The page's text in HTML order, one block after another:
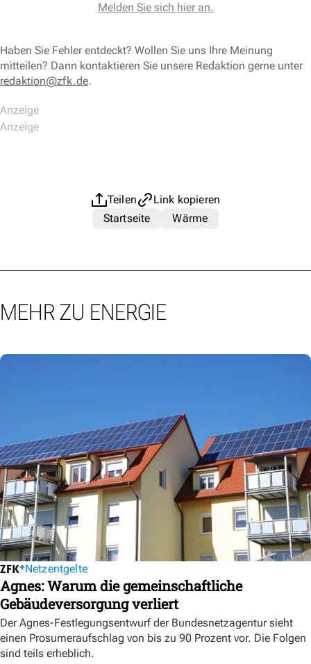
Melden Sie sich hier an.
Haben Sie Fehler entdeckt? Wollen Sie uns Ihre Meinung
mitteilen? Dann kontaktieren Sie unsere Redaktion gerne unter
redaktion@zfk.de.
Teilen
Link kopieren
Startseite
Wärme
MEHR ZU ENERGIE
Netzentgelte
Agnes: Warum die gemeinschaftliche
Gebäudeversorgung verliert
Der Agnes-Festlegungsentwurf der Bundesnetzagentur sieht
einen Prosumeraufschlag von bis zu 90 Prozent vor. Die Folgen
sind teils erheblich.